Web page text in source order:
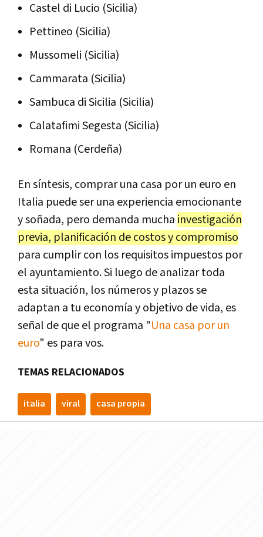
Castel di Lucio (Sicilia)
Pettineo (Sicilia)
Mussomeli (Sicilia)
Cammarata (Sicilia)
Sambuca di Sicilia (Sicilia)
Calatafimi Segesta (Sicilia)
Romana (Cerdeña)
En síntesis, comprar una casa por un euro en
Italia puede ser una experiencia emocionante
y soñada, pero demanda mucha investigación
previa, planificación de costos y compromiso
para cumplir con los requisitos impuestos por
el ayuntamiento. Si luego de analizar toda
esta situación, los números y plazos se
adaptan a tu economía y objetivo de vida, es
señal de que el programa "Una casa por un
euro" es para vos.
TEMAS RELACIONADOS
italia viral casa propia